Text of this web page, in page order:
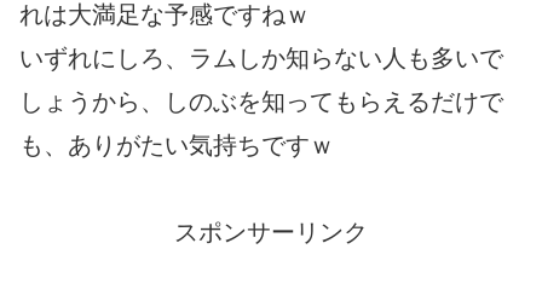
れは大満足な予感ですねｗ
いずれにしろ、ラムしか知らない人も多いで
しょうから、しのぶを知ってもらえるだけで
も、ありがたい気持ちですｗ
スポンサーリンク